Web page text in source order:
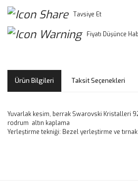
Tavsiye Et
Fiyatı Düşünce
Ürün Bilgileri Taksit Seçenekleri
Yuvarlak kesim, berrak Swarovski Kristalleri
rodrum altın kaplama
Yerleştirme tekniği: Bezel yerleştirme ve